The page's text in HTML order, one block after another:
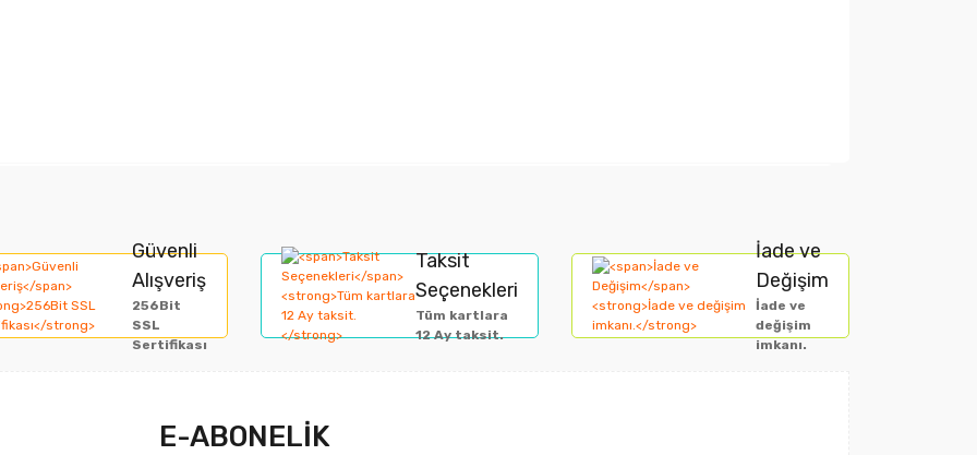
Bu ürüne ilk yorumu siz yapın!
Güvenli
Alışveriş
256Bit
SSL
Sertifikası
Taksit
Seçenekleri
Tüm kartlara
12 Ay taksit.
İade ve
Değişim
İade ve
değişim
imkanı.
E-ABONELİK